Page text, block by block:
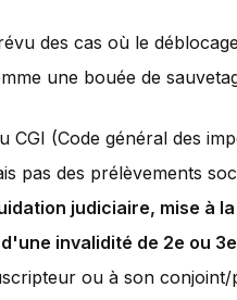
des cas où le
une bouée de
CGI (Code général des
pas des prélèvements
judiciaire, mise à
invalidité de 2e ou
ou à son conjoint/